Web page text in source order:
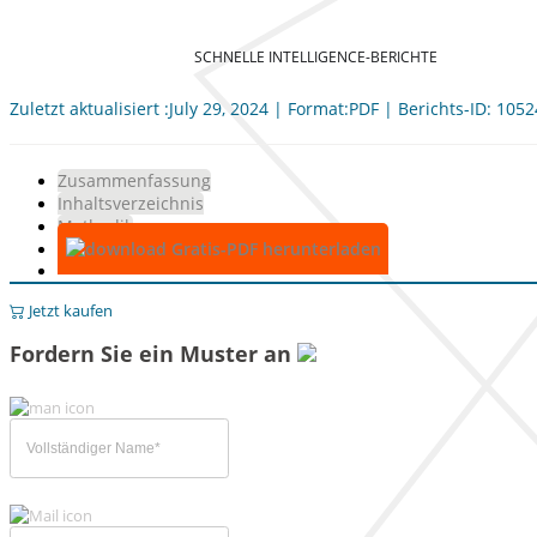
SCHNELLE INTELLIGENCE-BERICHTE
Zuletzt aktualisiert :July 29, 2024 | Format:PDF | Berichts-ID:
Zusammenfassung
Inhaltsverzeichnis
Methodik
Gratis-PDF herunterladen
Jetzt kaufen
Fordern Sie ein Muster an